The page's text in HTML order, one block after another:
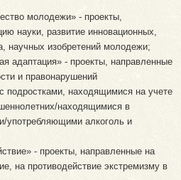
молодежи» - проекты,
науки, развитие инновационных,
научных изобретений молодежи;
адаптация» - проекты, направленные
и правонарушений
подростками, находящимися на учете
находящимися в
употребляющими алкоголь и
- проекты, направленные на
на противодействие экстремизму в